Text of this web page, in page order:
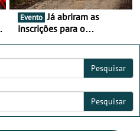
Evento Já abriram as
inscrições para o
Pesquisar
Pesquisar